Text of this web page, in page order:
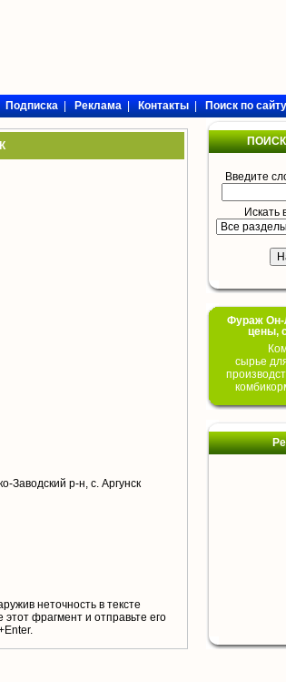
Подписка|Реклама|Контакты|Поиск по сайту
Заводский р-н, с. Аргунск
неточность в тексте
фрагмент и отправьте его
Введите
Искать
Фураж Он-
цены,
сырье